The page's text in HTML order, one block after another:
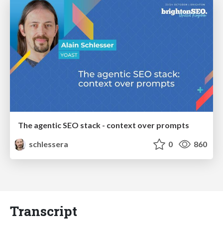
The agentic SEO stack - context over prompts
schlessera
0 860
Transcript